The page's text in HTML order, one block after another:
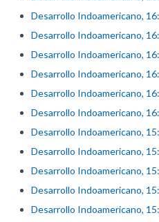
Desarrollo Indoamericano,
Desarrollo Indoamericano,
Desarrollo Indoamericano,
Desarrollo Indoamericano,
Desarrollo Indoamericano,
Desarrollo Indoamericano,
Desarrollo Indoamericano,
Desarrollo Indoamericano,
Desarrollo Indoamericano,
Desarrollo Indoamericano,
Desarrollo Indoamericano,